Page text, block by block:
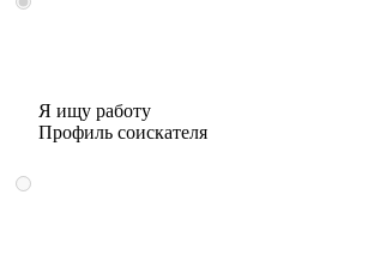
Я ищу работу
Профиль соискателя